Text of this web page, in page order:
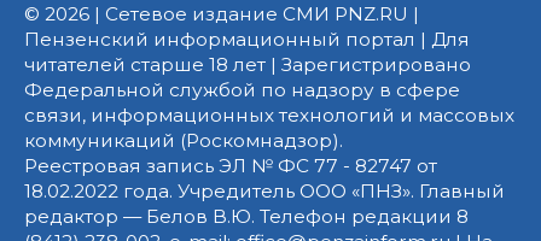
© 2026 | Сетевое издание СМИ PNZ.RU |
Пензенский информационный портал | Для
читателей старше 18 лет | Зарегистрировано
Федеральной службой по надзору в сфере
связи, информационных технологий и массовых
коммуникаций (Роскомнадзор).
Реестровая запись ЭЛ № ФС 77 - 82747 от
18.02.2022 года. Учредитель ООО «ПНЗ». Главный
редактор — Белов В.Ю. Телефон редакции 8